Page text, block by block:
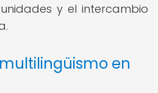
y el intercambio
en